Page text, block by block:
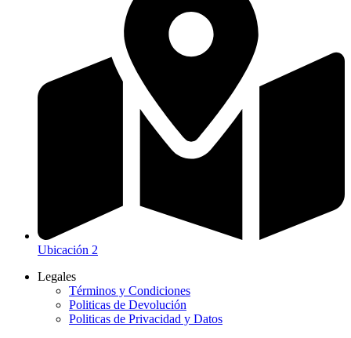
Ubicación 2
Legales
Términos y Condiciones
Politicas de Devolución
Politicas de Privacidad y Datos